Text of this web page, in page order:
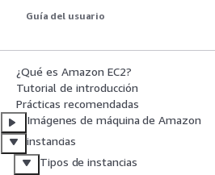
Guía del usuario
¿Qué es Amazon EC2?
Tutorial de introducción
Prácticas recomendadas
Imágenes de máquina de Amazon
instancias
Tipos de instancias